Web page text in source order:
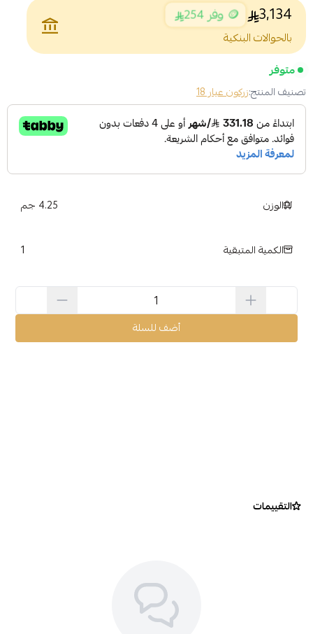
3,134 🪙 وفر 254
بالحوالات البنكية
account_balance
متوفر
تصنيف المنتج:زركون عيار 18
الوزن 4.25 جم
الكمية المتبقية 1
أضف للسلة
التقييمات